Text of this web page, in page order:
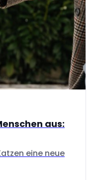
aus:
eine neue